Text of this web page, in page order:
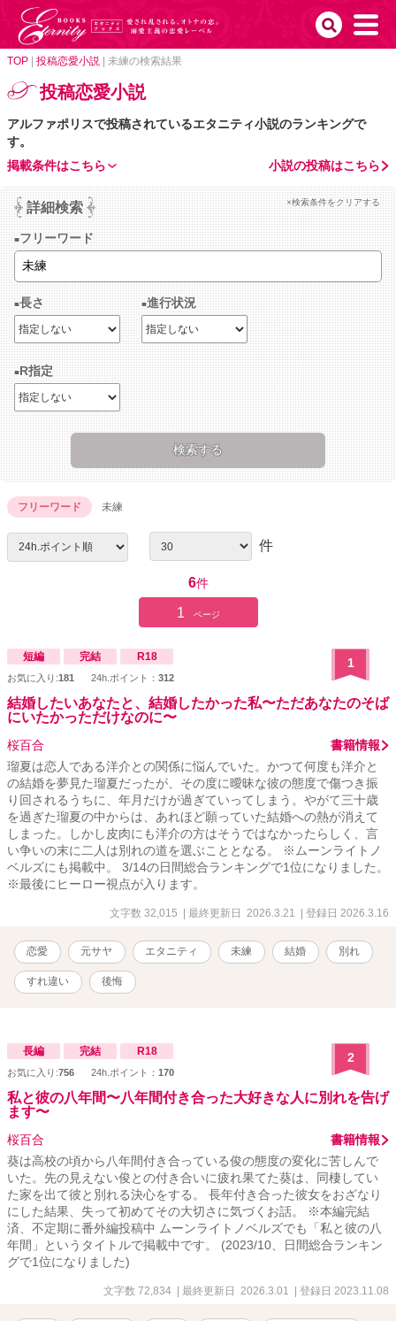
TOP 投稿恋愛小説 未練の検索結果
投稿恋愛小説
アルファポリスで投稿されているエタニティ小説のランキングで
す。
小説の投稿はこちら
掲載条件はこちら
詳細検索 ×検索条件をクリアする
フリーワード
長さ 進行状況
R指定
フリーワード 未練
件
6件
1 ページ
短編 完結 R18
お気に入り:181 24h.ポイント： 312
1
結婚したいあなたと、結婚したかった私〜ただあなたのそば
にいたかっただけなのに〜
桜百合
書籍情報
瑠夏は恋人である洋介との関係に悩んでいた。かつて何度も洋介と
の結婚を夢見た瑠夏だったが、その度に曖昧な彼の態度で傷つき振
り回されるうちに、年月だけが過ぎていってしまう。やがて三十歳
を過ぎた瑠夏の中からは、あれほど願っていた結婚への熱が消えて
しまった。しかし皮肉にも洋介の方はそうではなかったらしく、言
い争いの末に二人は別れの道を選ぶこととなる。 ※ムーンライトノ
ベルズにも掲載中。 3/14の日間総合ランキングで1位になりました。
※最後にヒーロー視点が入ります。
文字数 32,015 | 最終更新日 2026.3.21 | 登録日 2026.3.16
恋愛 元サヤ エタニティ 未練 結婚 別れ
すれ違い 後悔
長編 完結 R18
お気に入り:756 24h.ポイント： 170
2
私と彼の八年間〜八年間付き合った大好きな人に別れを告げ
ます〜
桜百合
書籍情報
葵は高校の頃から八年間付き合っている俊の態度の変化に苦しんで
いた。先の見えない俊との付き合いに疲れ果てた葵は、同棲してい
た家を出て彼と別れる決心をする。 長年付き合った彼女をおざなり
にした結果、失って初めてその大切さに気づくお話。 ※本編完結
済、不定期に番外編投稿中 ムーンライトノベルズでも「私と彼の八
年間」というタイトルで掲載中です。 (2023/10、日間総合ランキン
グで1位になりました)
文字数 72,834 | 最終更新日 2026.3.01 | 登録日 2023.11.08